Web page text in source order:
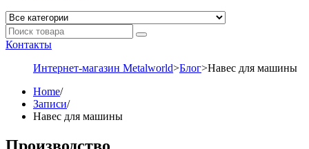
Контакты
Интернет-магазин Metalworld>Блог>Навес для машины
Home/
Записи/
Навес для машины